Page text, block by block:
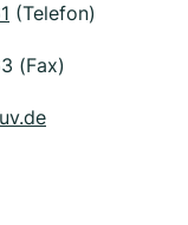
(Telefon)
(Fax)